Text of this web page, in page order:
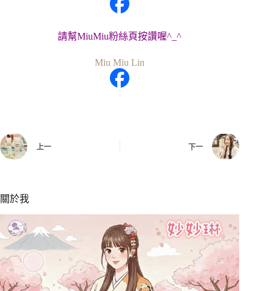
請幫MiuMiu粉絲頁按讚喔^_^
Miu Miu Lin
上一 下一
關於我